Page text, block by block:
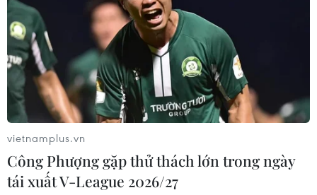
(Vietnam+)
vietnamplus.vn
Công Phượng gặp thử thách lớn trong ngày
tái xuất V-League 2026/27